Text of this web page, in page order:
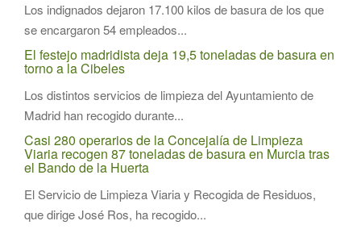
Los indignados dejaron 17.100 kilos de basura de los que
se encargaron 54 empleados...
El festejo madridista deja 19,5 toneladas de basura en
torno a la Cibeles
Los distintos servicios de limpieza del Ayuntamiento de
Madrid han recogido durante...
Casi 280 operarios de la Concejalía de Limpieza
Viaria recogen 87 toneladas de basura en Murcia tras
el Bando de la Huerta
El Servicio de Limpieza Viaria y Recogida de Residuos,
que dirige José Ros, ha recogido...